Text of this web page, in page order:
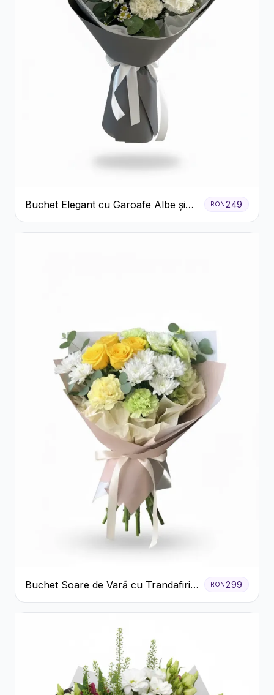
Buchet Elegant cu Garoafe Albe și
Eucalipt
RON249
Buchet Soare de Vară cu Trandafiri
Galbeni și Crizanteme Albe
RON 299